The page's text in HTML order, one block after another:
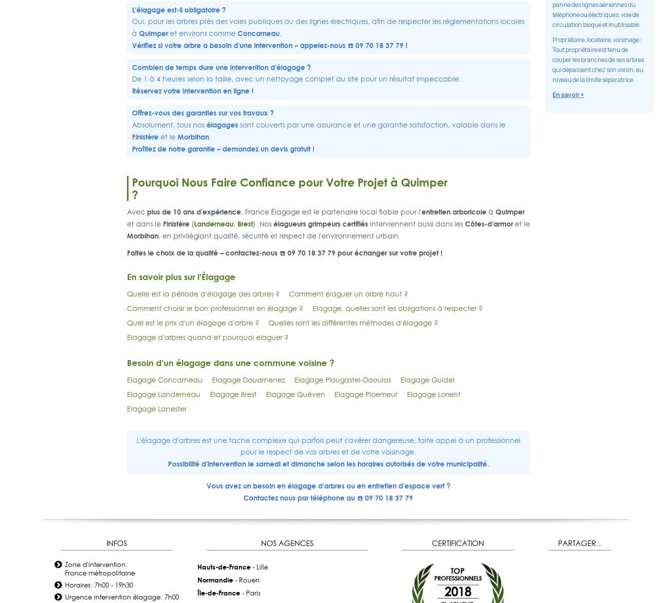
L'élagage est-il obligatoire ?
Oui, pour les arbres près des voies publiques ou des lignes électriques, afin de respecter les réglementations locales
à Quimperet environs comme Concarneau.
Vérifiez si votre arbre a besoin d'une intervention – appelez-nous ☎️ 09 70 18 37 79 !
Combien de temps dure une intervention d'élagage ?
De 1 à 4 heures selon la taille, avec un nettoyage complet du site pour un résultat impeccable.
Réservez votre intervention en ligne !
Offrez-vous des garanties sur vos travaux ?
Absolument, tous nos élagagessont couverts par une assurance et une garantie satisfaction, valable dans le
Finistèreet le Morbihan.
Profitez de notre garantie – demandez undevis gratuit!
Pourquoi Nous Faire Confiance pour Votre Projet à Quimper
?
Avec plus de 10 ans d'expérience, France Élagage est le partenaire local fiable pour l'entretien arboricoleà Quimper
et dans le Finistère(Landerneau, Brest). Nos élagueurs grimpeurs certifiésinterviennent aussi dans les Côtes-d'armoret le
Morbihan, en privilégiant qualité, sécurité et respect de l'environnement urbain.
Faites le choix de la qualité – contactez-nous ☎️ 09 70 18 37 79 pour échanger sur votre projet !
En savoir plus sur l'Élagage
Quelle est la période d'élagage des arbres ?
Comment élaguer un arbre haut ?
Comment choisir le bon professionnel en élagage ?
Elagage, quelles sont les obligations à respecter ?
Quel est le prix d'un élagage d'arbre ?
Quelles sont les différentes méthodes d'élagage ?
Elagage d'arbres quand et pourquoi elaguer ?
Besoin d'un élagage dans une commune voisine ?
Elagage Concarneau Elagage Douarnenez Elagage Plougastel-Daoulas
Elagage Guidel
Elagage Landerneau
Elagage Brest Elagage Quéven Elagage Ploemeur
Elagage Lorient
Elagage Lanester
L'élagage d'arbres est une tache complexe qui parfois peut s'avérer dangereuse, faite appel à un professionnel
pour le respect de vos arbres et de votre voisinage.
Possibilité d'intervention le samedi et dimanche selon les horaires autorisés de votre municipalité.
Vous avez un besoin en élagage d'arbres ou en entretien d'espace vert ?
Contactez nous par téléphone au ☎️ 09 70 18 37 79
panne des lignes aériennes du
téléphone ou électriques, voie de
circulation bloqué et inutilisable.
Propriétaire, locataire, voisinage :
Tout propriétaire est tenu de
couper les branches de ses arbres
qui dépassent chez son voisin, au
niveau de la limite séparatrice.
En savoir +
INFOS
Zone d'intervention:
France métropolitaine
Horaires: 7h00 - 19h30
Urgence intervention élagage: 7h00
NOS AGENCES
Hauts-de-France- Lille
Normandie- Rouen
Île-de-France- Paris
CERTIFICATION PARTAGER...